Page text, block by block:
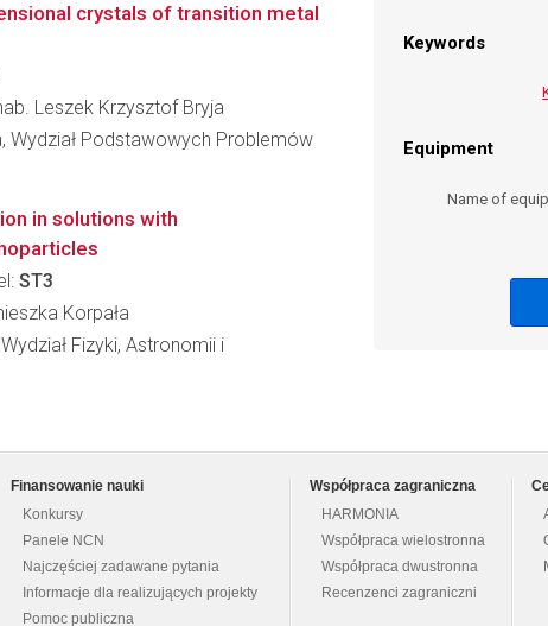
Keywords
Equipment
Name of
crystals of transition metal
Leszek Krzysztof Bryja
Wydział Podstawowych Problemów
in solutions with
ST3
Korpała
Fizyki, Astronomii i
Finansowanie nauki
Konkursy
Panele NCN
Najczęściej zadawane pytania
Informacje dla realizujących projekty
Pomoc publiczna
Współpraca zagraniczna
HARMONIA
Współpraca wielostronna
Współpraca dwustronna
Recenzenci zagraniczni